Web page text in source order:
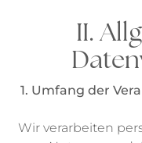
II.
1. Umfang der
Wir verarbeiten